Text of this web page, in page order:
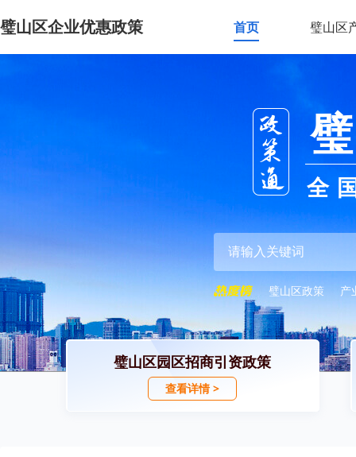
璧山区企业优惠政策 首页 璧山区
全
璧山区政策 产
璧山区园区招商引资政策
查看详情 >